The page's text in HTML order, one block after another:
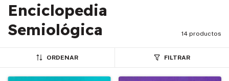
Enciclopedia
Semiológica
14 productos
ORDENAR FILTRAR